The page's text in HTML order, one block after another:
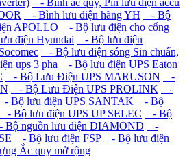
- Bình lưu điện hãng YH
- Bộ
APOLLO
- Bộ lưu điện cho cổng
điện Hyundai
- Bộ lưu điện
- Bộ lưu điện sóng Sin chuẩn,
ups 3 pha
- Bộ lưu điện UPS Eaton
- Bộ Lưu Điện UPS MARUSON
-
- Bộ Lưu Điện UPS PROLINK
-
- Bộ lưu điện UPS SANTAK
- Bộ
- Bộ lưu điện UPS UP SELEC
- Bộ
Bộ nguồn lưu điện DIAMOND
-
- Bộ lưu điện FSP
- Bộ lưu điện
Ắc quy mở rộng